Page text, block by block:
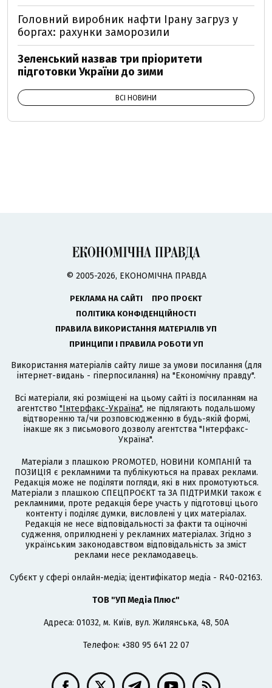
Головний виробник нафти Ірану загруз у
боргах: рахунки заморозили
Зеленський назвав три пріоритети
підготовки України до зими
ВСІ НОВИНИ
© 2005-2026, ЕКОНОМІЧНА ПРАВДА
РЕКЛАМА НА САЙТІ
ПРО ПРОЄКТ
ПОЛІТИКА КОНФІДЕНЦІЙНОСТІ
ПРАВИЛА ВИКОРИСТАННЯ МАТЕРІАЛІВ УП
ПРИНЦИПИ І ПРАВИЛА РОБОТИ УП
Використання матеріалів сайту лише за умови посилання (для
інтернет-видань - гіперпосилання) на "Економічну правду".
Всі матеріали, які розміщені на цьому сайті із посиланням на
агентство "Інтерфакс-Україна", не підлягають подальшому
відтворенню та/чи розповсюдженню в будь-якій формі,
інакше як з письмового дозволу агентства "Інтерфакс-
Україна".
Матеріали з плашкою PROMOTED, НОВИНИ КОМПАНІЙ та
ПОЗИЦІЯ є рекламними та публікуються на правах реклами.
Редакція може не поділяти погляди, які в них промотуються.
Матеріали з плашкою СПЕЦПРОЄКТ та ЗА ПІДТРИМКИ також є
рекламними, проте редакція бере участь у підготовці цього
контенту і поділяє думки, висловлені у цих матеріалах.
Редакція не несе відповідальності за факти та оціночні
судження, оприлюднені у рекламних матеріалах. Згідно з
українським законодавством відповідальність за зміст
реклами несе рекламодавець.
Cубєкт у сфері онлайн-медіа; ідентифікатор медіа - R40-02163.
ТОВ "УП Медіа Плюс"
Адреса: 01032, м. Київ, вул. Жилянська, 48, 50А
Телефон: +380 95 641 22 07